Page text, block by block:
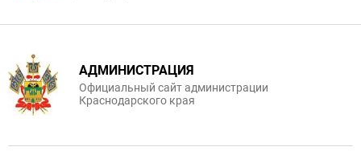
АДМИНИСТРАЦИЯ
Официальный сайт администрации
Краснодарского края